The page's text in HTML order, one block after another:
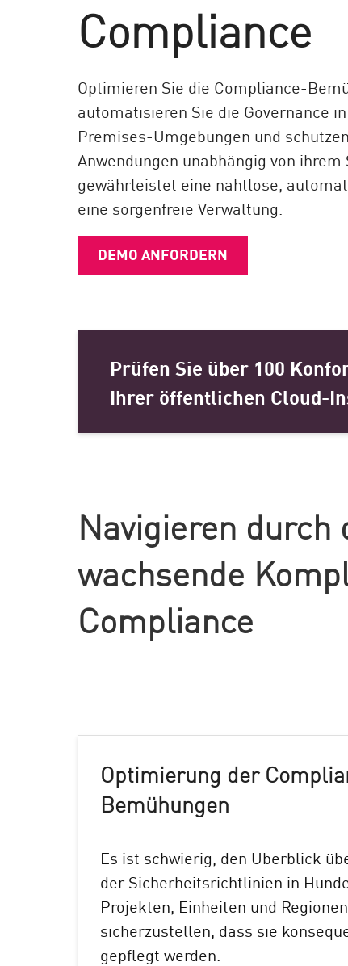
Endgeräte
Durchsuchen
EXPOSURE MANAGEMENT
Bedrohungsdaten
Exposure Prioritization
Cyber Asset Attack Surface Management
Sichere Abhilfe
ThreatCloud KI
AI SECURITY
AI Agent Security
Compliance
Optimieren Sie die Compliance-
automatisieren Sie die Governance
Premises-Umgebungen und
Anwendungen unabhängig von
gewährleistet eine nahtlose,
eine sorgenfreie Verwaltung.
DEMO ANFORDERN
Prüfen Sie über 100
Ihrer öffentlichen Cloud-
Navigieren durch
wachsende
Compliance
Optimierung der
Bemühungen
Es ist schwierig, den Überblick
der Sicherheitsrichtlinien in
Projekten, Einheiten und
sicherzustellen, dass sie
gepflegt werden.